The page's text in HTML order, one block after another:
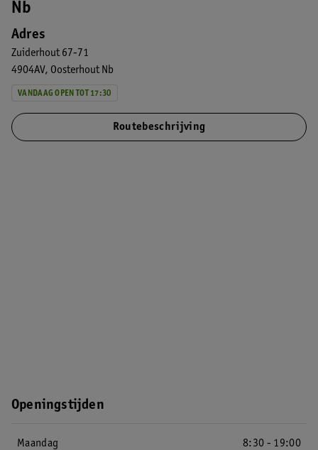
Nb
Adres
Zuiderhout 67-71
4904AV Oosterhout Nb
VANDAAG OPEN TOT 17:30
Routebeschrijving
Openingstijden
Maandag
8:30 - 19:00